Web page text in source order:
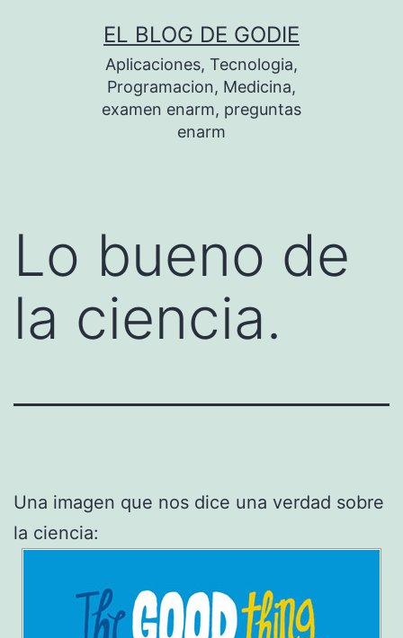
EL BLOG DE GODIE
Aplicaciones, Tecnologia,
Programacion, Medicina,
examen enarm, preguntas
enarm
Lo bueno de
la ciencia.
Una imagen que nos dice una verdad sobre
la ciencia: